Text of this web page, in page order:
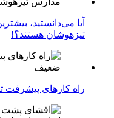
آیا می‌دانستید،
تیزهوشان هستند؟!
راه کارهای